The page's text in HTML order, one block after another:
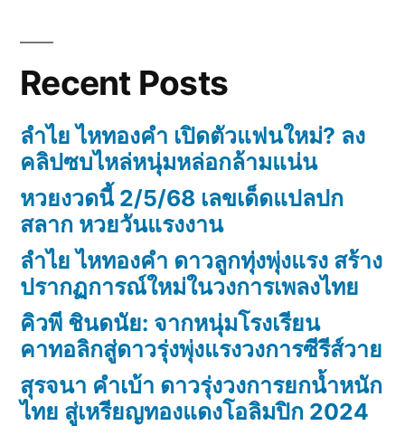
Recent Posts
ลำไย ไหทองคำ เปิดตัวแฟนใหม่? ลง
คลิปซบไหล่หนุ่มหล่อกล้ามแน่น
หวยงวดนี้ 2/5/68 เลขเด็ดแปลปก
สลาก หวยวันแรงงาน
ลำไย ไหทองคำ ดาวลูกทุ่งพุ่งแรง สร้าง
ปรากฏการณ์ใหม่ในวงการเพลงไทย
คิวพี ชินดนัย: จากหนุ่มโรงเรียน
คาทอลิกสู่ดาวรุ่งพุ่งแรงวงการซีรีส์วาย
สุรจนา คำเบ้า ดาวรุ่งวงการยกน้ำหนัก
ไทย สู่เหรียญทองแดงโอลิมปิก 2024